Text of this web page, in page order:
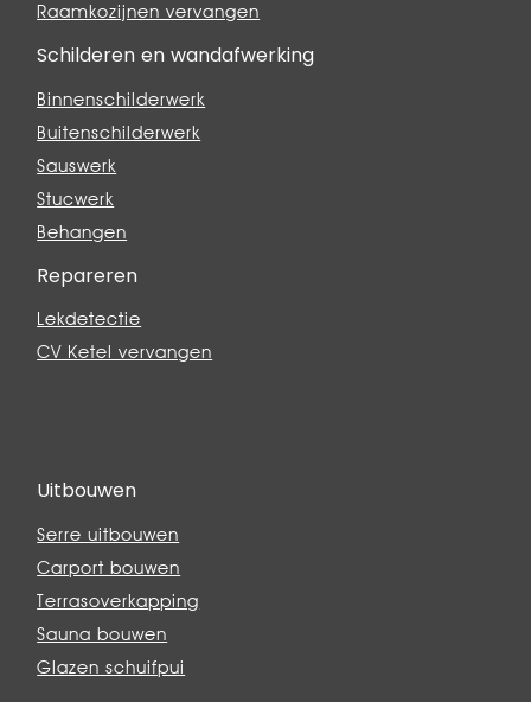
Raamkozijnen vervangen
Schilderen en wandafwerking
Binnenschilderwerk
Buitenschilderwerk
Sauswerk
Stucwerk
Behangen
Repareren
Lekdetectie
CV Ketel vervangen
Uitbouwen
Serre uitbouwen
Carport bouwen
Terrasoverkapping
Sauna bouwen
Glazen schuifpui